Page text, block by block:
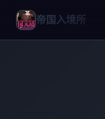
帝国入境所